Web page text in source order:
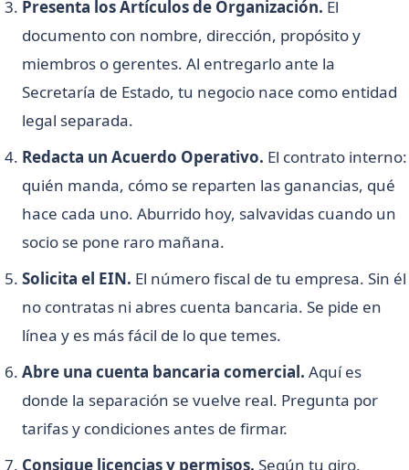
Presenta los Artículos de Organización. El
documento con nombre, dirección, propósito y
miembros o gerentes. Al entregarlo ante la
Secretaría de Estado, tu negocio nace como entidad
legal separada.
Redacta un Acuerdo Operativo. El contrato interno:
quién manda, cómo se reparten las ganancias, qué
hace cada uno. Aburrido hoy, salvavidas cuando un
socio se pone raro mañana.
Solicita el EIN. El número fiscal de tu empresa. Sin él
no contratas ni abres cuenta bancaria. Se pide en
línea y es más fácil de lo que temes.
Abre una cuenta bancaria comercial. Aquí es
donde la separación se vuelve real. Pregunta por
tarifas y condiciones antes de firmar.
Consigue licencias y permisos. Según tu giro,